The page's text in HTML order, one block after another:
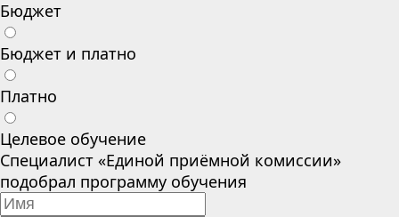
Бюджет
Бюджет и платно
Платно
Целевое обучение
Специалист «Единой приёмной комиссии»
подобрал программу обучения